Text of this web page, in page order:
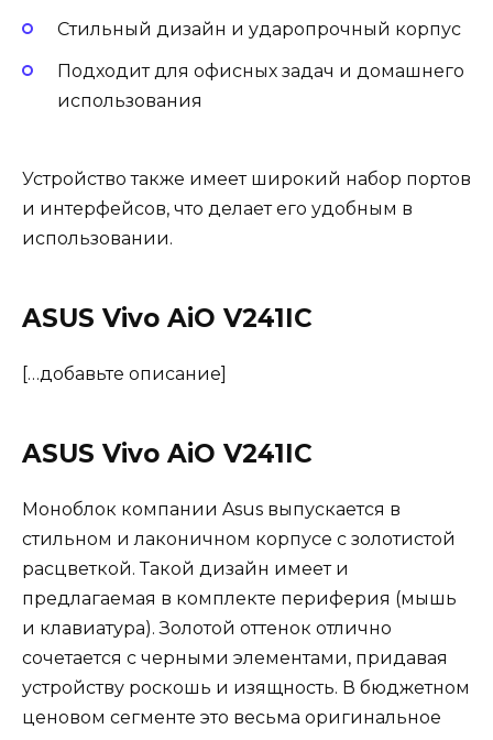
Стильный дизайн и ударопрочный корпус
Подходит для офисных задач и домашнего
использования
Устройство также имеет широкий набор портов
и интерфейсов, что делает его удобным в
использовании.
ASUS Vivo AiO V241IC
[…добавьте описание]
ASUS Vivo AiO V241IC
Моноблок компании Asus выпускается в
стильном и лаконичном корпусе с золотистой
расцветкой. Такой дизайн имеет и
предлагаемая в комплекте периферия (мышь
и клавиатура). Золотой оттенок отлично
сочетается с черными элементами, придавая
устройству роскошь и изящность. В бюджетном
ценовом сегменте это весьма оригинальное